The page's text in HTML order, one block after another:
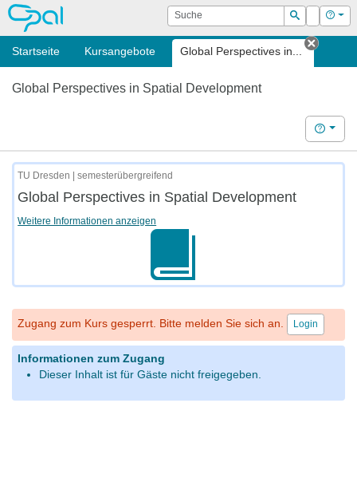
OPAL Suche
Suchen
Login Hilfe
Startseite Kursangebote Global Perspectives in...
Tab
Global Perspectives in Spatial Development
Hilfe
TU Dresden | semesterübergreifend
Global Perspectives in Spatial Development
Weitere Informationen anzeigen
Zugang zum Kurs gesperrt. Bitte melden Sie sich an. Login
Informationen zum Zugang
Dieser Inhalt ist für Gäste nicht freigegeben.